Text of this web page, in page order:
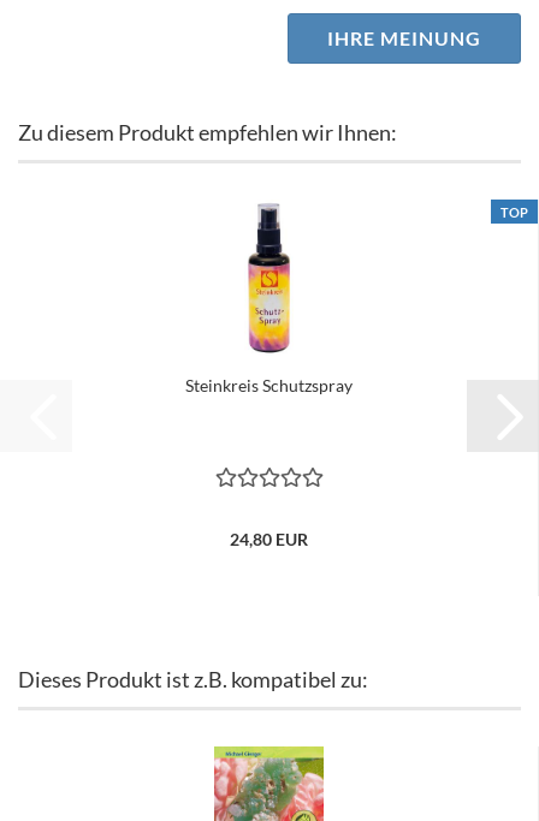
IHRE MEINUNG
Zu diesem Produkt empfehlen wir Ihnen:
TOP
Steinkreis Schutzspray
24,80 EUR
Dieses Produkt ist z.B. kompatibel zu: